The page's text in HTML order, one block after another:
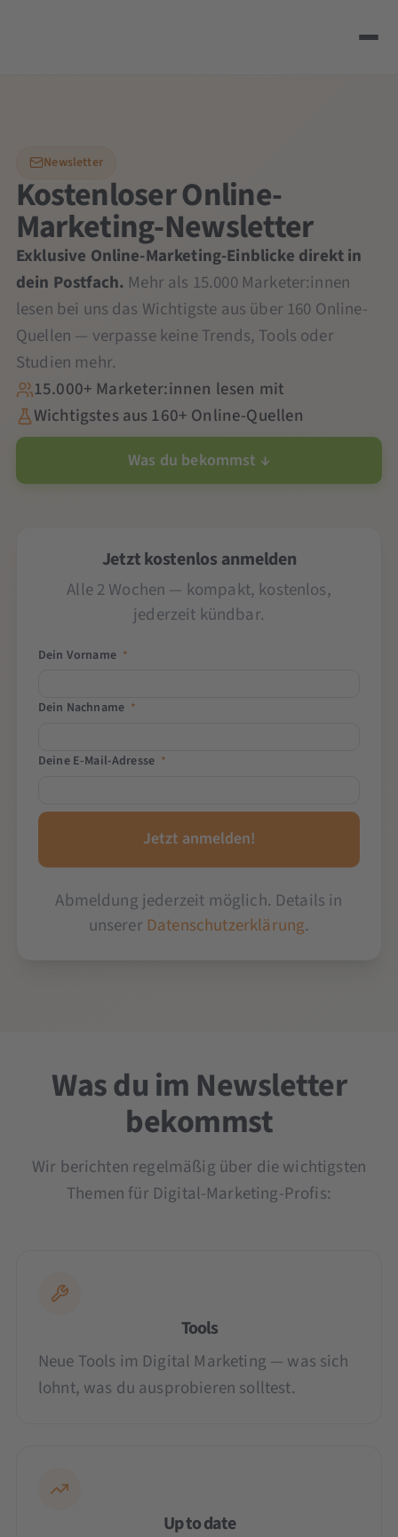
Newsletter
Kostenloser Online-
Marketing-Newsletter
Exklusive Online-Marketing-Einblicke direkt in
dein Postfach. Mehr als 15.000 Marketer:innen
lesen bei uns das Wichtigste aus über 160 Online-
Quellen — verpasse keine Trends, Tools oder
Studien mehr.
15.000+ Marketer:innen lesen mit
Wichtigstes aus 160+ Online-Quellen
Was du bekommst ↓
Jetzt kostenlos anmelden
Alle 2 Wochen — kompakt, kostenlos,
jederzeit kündbar.
Dein Vorname *
Dein Nachname *
Deine E-Mail-Adresse *
Abmeldung jederzeit möglich. Details in
unserer Datenschutzerklärung.
Was du im Newsletter
bekommst
Wir berichten regelmäßig über die wichtigsten
Themen für Digital-Marketing-Profis:
Tools
Neue Tools im Digital Marketing — was sich
lohnt, was du ausprobieren solltest.
Up to date